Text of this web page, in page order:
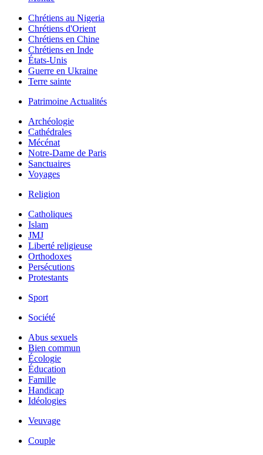
Chrétiens au Nigeria
Chrétiens d'Orient
Chrétiens en Chine
Chrétiens en Inde
États-Unis
Guerre en Ukraine
Terre sainte
Patrimoine Actualités
Archéologie
Cathédrales
Mécénat
Notre-Dame de Paris
Sanctuaires
Voyages
Religion
Catholiques
Islam
JMJ
Liberté religieuse
Orthodoxes
Persécutions
Protestants
Sport
Société
Abus sexuels
Bien commun
Écologie
Éducation
Famille
Handicap
Idéologies
Veuvage
Couple